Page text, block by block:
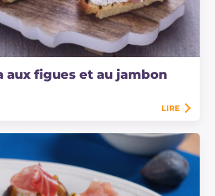
aux figues et au jambon
LIRE